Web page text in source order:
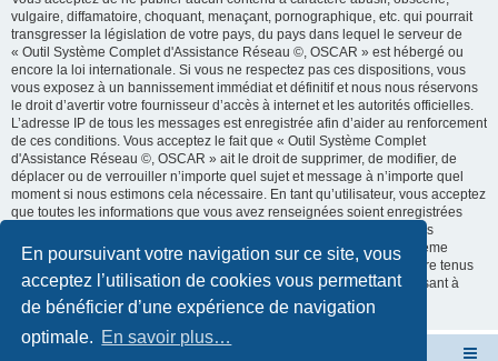
En poursuivant votre navigation sur ce site, vous
acceptez l’utilisation de cookies vous permettant
de bénéficier d’une expérience de navigation
optimale. En savoir plus…
vulgaire, diffamatoire, choquant, menaçant, pornographique, etc. qui pourrait
transgresser la législation de votre pays, du pays dans lequel le serveur de
« Outil Système Complet d'Assistance Réseau ©, OSCAR » est hébergé ou
encore la loi internationale. Si vous ne respectez pas ces dispositions, vous
vous exposez à un bannissement immédiat et définitif et nous nous réservons
le droit d’avertir votre fournisseur d’accès à internet et les autorités officielles.
L’adresse IP de tous les messages est enregistrée afin d’aider au renforcement
de ces conditions. Vous acceptez le fait que « Outil Système Complet
d'Assistance Réseau ©, OSCAR » ait le droit de supprimer, de modifier, de
déplacer ou de verrouiller n’importe quel sujet et message à n’importe quel
moment si nous estimons cela nécessaire. En tant qu’utilisateur, vous acceptez
que toutes les informations que vous avez renseignées soient enregistrées
dans notre base de données. Bien que ces informations ne seront pas
diffusées à une tierce partie sans votre consentement, ni « Outil Système
Complet d'Assistance Réseau ©, OSCAR », ni phpBB, ne pourront être tenus
comme responsables en cas de tentative de piratage informatique visant à
compromettre vos données.